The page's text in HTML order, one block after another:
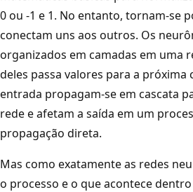
0 ou -1 e 1. No entanto, tornam-se
conectam uns aos outros. Os
organizados em camadas em uma
deles passa valores para a próxima
entrada propagam-se em cascata
rede e afetam a saída em um
propagação direta.
Mas como exatamente as redes
o processo e o que acontece